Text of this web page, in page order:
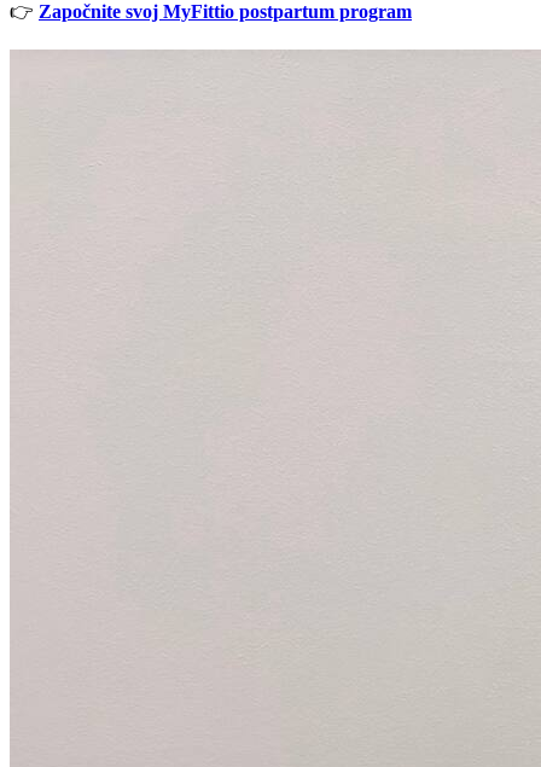
👉 Započnite svoj MyFittio postpartum program